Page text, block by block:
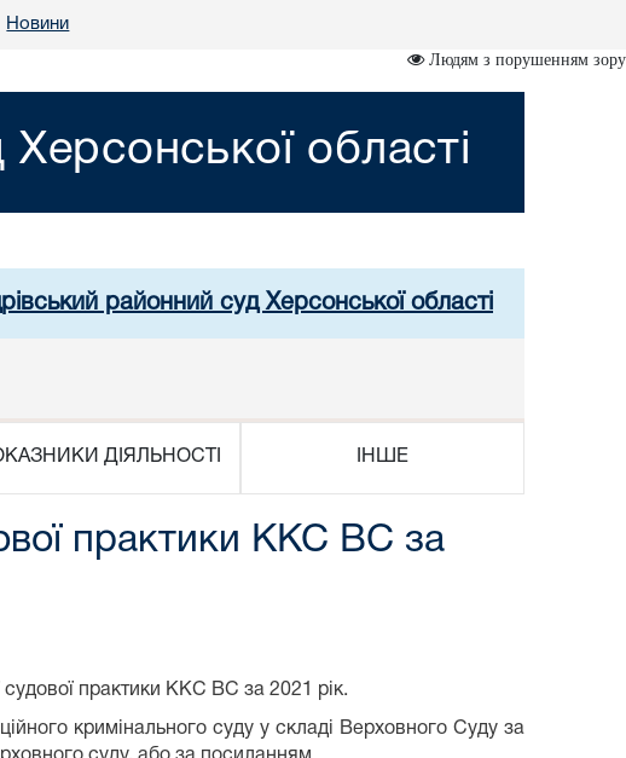
Новини
Людям з порушенням зору
області
районний суд Херсонської області
ДІЯЛЬНОСТІ ІНШЕ
практики ККС ВС за
практики ККС ВС за 2021 рік.
кримінального суду у складі Верховного Суду за